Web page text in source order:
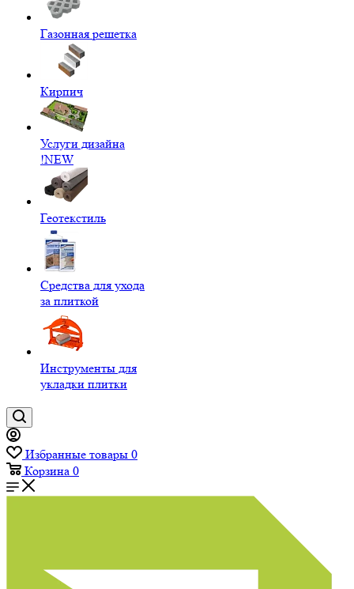
Газонная решетка
Кирпич
Услуги дизайна
!NEW
Геотекстиль
Средства для ухода
за плиткой
Инструменты для
укладки плитки
Избранные товары 0
Корзина 0